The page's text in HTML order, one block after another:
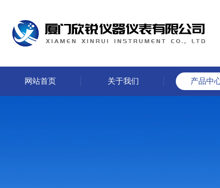
网站首页 关于我们 产品中